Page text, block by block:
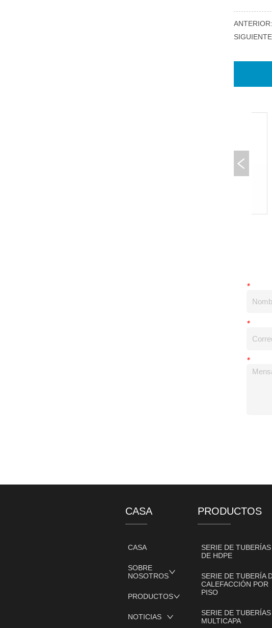
ANTERIOR:
*
*
*
CASA
CASA
SOBRE
NOSOTROS
PRODUCTOS
NOTICIAS
PRODUCTOS
SERIE DE TUBERÍAS
DE HDPE
SERIE DE TUBERÍA
CALEFACCIÓN POR
PISO
SERIE DE TUBERÍAS
MULTICAPA